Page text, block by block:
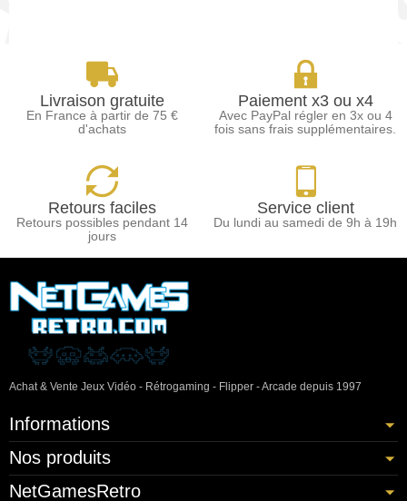
Livraison gratuite
En France à partir de 75 €
d'achats
Paiement x3 ou x4
Avec PayPal régler en 3x ou 4
fois sans frais supplémentaires.
Retours faciles
Retours possibles pendant 14
jours
Service client
Du lundi au samedi de 9h à 19h
Achat & Vente Jeux Vidéo - Rétrogaming - Flipper - Arcade depuis 1997
Informations
Nos produits
NetGamesRetro